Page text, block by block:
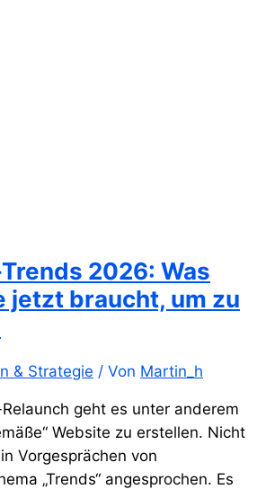
2026: Was
jetzt braucht, um zu
& Strategie / Von Martin_h
geht es unter anderem
Website zu erstellen. Nicht
Vorgesprächen von
„Trends“ angesprochen. Es